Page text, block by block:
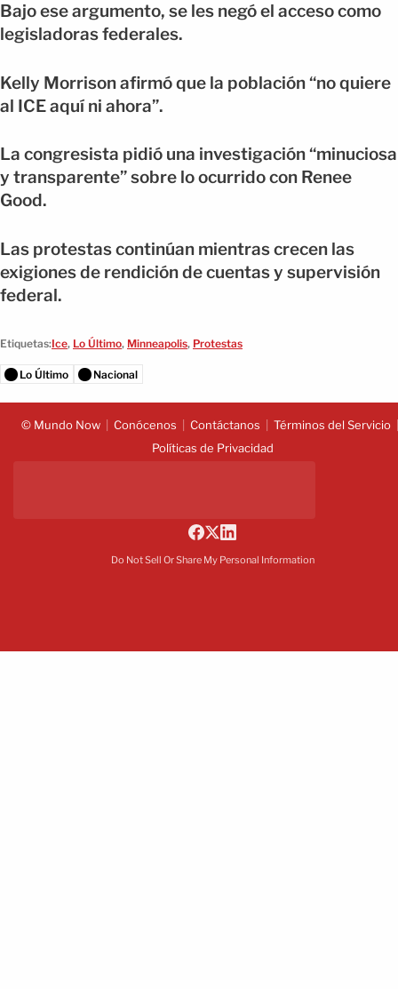
Bajo ese argumento, se les negó el acceso como
legisladoras federales.
Kelly Morrison afirmó que la población “no quiere
al ICE aquí ni ahora”.
La congresista pidió una investigación “minuciosa
y transparente” sobre lo ocurrido con Renee
Good.
Las protestas continúan mientras crecen las
exigiones de rendición de cuentas y supervisión
federal.
Etiquetas:Ice, Lo Último, Minneapolis, Protestas
Lo Último Nacional
© Mundo Now Conócenos Contáctanos
Términos del Servicio
Políticas de Privacidad
Do Not Sell Or Share My Personal Information